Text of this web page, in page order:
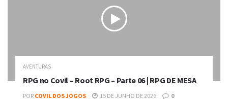
AVENTURAS
RPG no Covil – Root RPG – Parte 06 | RPG DE MESA
POR COVIL DOS JOGOS 15 DE JUNHO DE 2026 0